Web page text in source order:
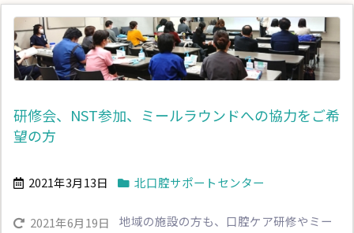
研修会、NST参加、ミールラウンドへの協力をご希
望の方
2021年3月13日 北口腔サポートセンター
2021年6月19日
地域の施設の方も、口腔ケア研修やミー